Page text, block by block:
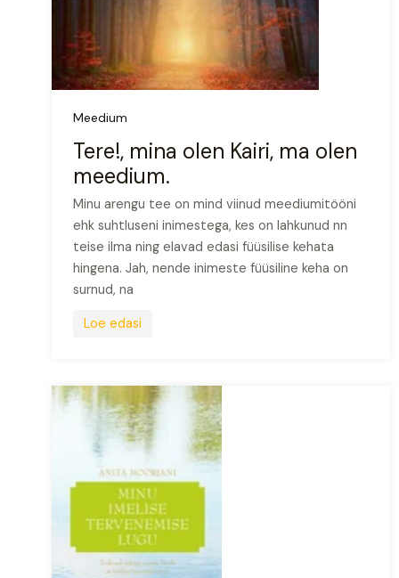
Meedium
Tere!, mina olen Kairi, ma olen
meedium.
Minu arengu tee on mind viinud meediumitööni
ehk suhtluseni inimestega, kes on lahkunud nn
teise ilma ning elavad edasi füüsilise kehata
hingena. Jah, nende inimeste füüsiline keha on
surnud, na
Loe edasi